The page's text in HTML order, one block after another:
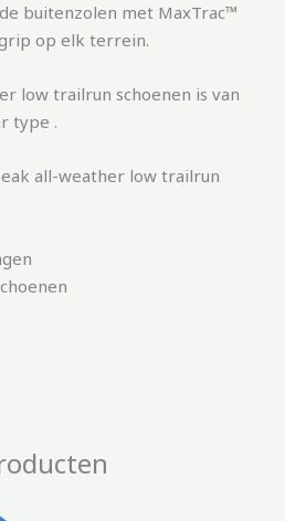
buitenzolen met MaxTrac™
op elk terrein.
low trailrun schoenen is van
type .
all-weather low trailrun